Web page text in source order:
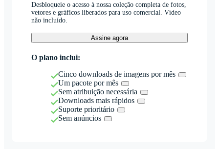
Desbloqueie o acesso à nossa coleção completa de fotos,
vetores e gráficos liberados para uso comercial. Vídeo
não incluído.
Assine agora
O plano inclui:
Cinco downloads de imagens por mês
Um pacote por mês
Sem atribuição necessária
Downloads mais rápidos
Suporte prioritário
Sem anúncios